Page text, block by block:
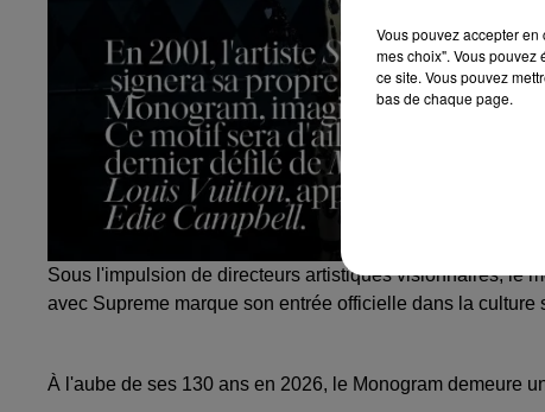
Sous l'impulsion de directeurs artistiques visionnaires, le
avec Supreme marque son entrée officielle dans la culture
À l'aube de ses 130 ans en 2026, le Monogram demeure
Vous pouvez accepter
mes choix". Vous
ce site. Vous pouvez
bas de chaque page.